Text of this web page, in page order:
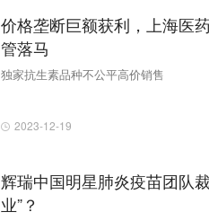
价格垄断巨额获利，上海医
管落马
独家抗生素品种不公平高价销售
2023-12-19
辉瑞中国明星肺炎疫苗团队
业”？